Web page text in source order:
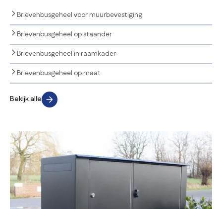
Brievenbusgeheel voor muurbevestiging
Brievenbusgeheel op staander
Brievenbusgeheel in raamkader
Brievenbusgeheel op maat
Bekijk alle